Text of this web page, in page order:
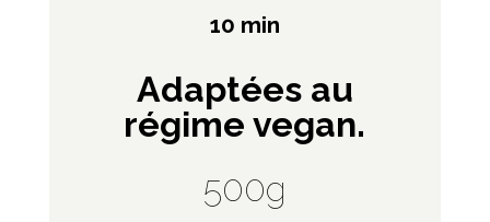
10 min
Adaptées au
régime vegan.
500g